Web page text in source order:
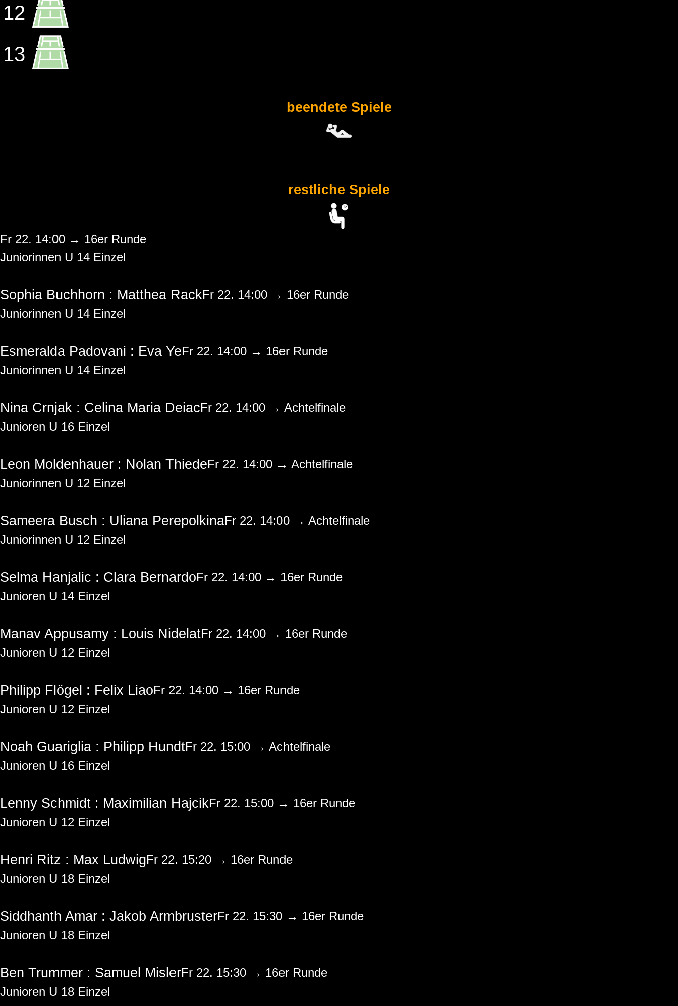
12
13
beendete Spiele
restliche Spiele
Fr 22. 14:00 → 16er Runde
Juniorinnen U 14 Einzel
Sophia Buchhorn : Matthea RackFr 22. 14:00 → 16er Runde
Juniorinnen U 14 Einzel
Esmeralda Padovani : Eva YeFr 22. 14:00 → 16er Runde
Juniorinnen U 14 Einzel
Nina Crnjak : Celina Maria DeiacFr 22. 14:00 → Achtelfinale
Junioren U 16 Einzel
Leon Moldenhauer : Nolan ThiedeFr 22. 14:00 → Achtelfinale
Juniorinnen U 12 Einzel
Sameera Busch : Uliana PerepolkinaFr 22. 14:00 → Achtelfinale
Juniorinnen U 12 Einzel
Selma Hanjalic : Clara BernardoFr 22. 14:00 → 16er Runde
Junioren U 14 Einzel
Manav Appusamy : Louis NidelatFr 22. 14:00 → 16er Runde
Junioren U 12 Einzel
Philipp Flögel : Felix LiaoFr 22. 14:00 → 16er Runde
Junioren U 12 Einzel
Noah Guariglia : Philipp HundtFr 22. 15:00 → Achtelfinale
Junioren U 16 Einzel
Lenny Schmidt : Maximilian HajcikFr 22. 15:00 → 16er Runde
Junioren U 12 Einzel
Henri Ritz : Max LudwigFr 22. 15:20 → 16er Runde
Junioren U 18 Einzel
Siddhanth Amar : Jakob ArmbrusterFr 22. 15:30 → 16er Runde
Junioren U 18 Einzel
Ben Trummer : Samuel MislerFr 22. 15:30 → 16er Runde
Junioren U 18 Einzel